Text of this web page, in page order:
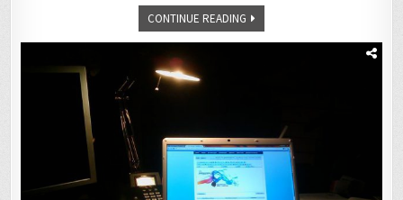
CONTINUE READING